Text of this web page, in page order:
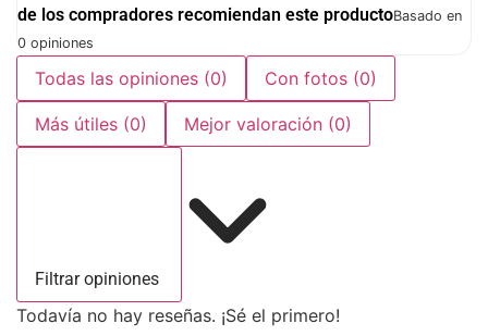
de los compradores recomiendan este productoBasado en
0 opiniones
Todas las opiniones (0) Con fotos (0)
Más útiles (0) Mejor valoración (0)
Filtrar opiniones
Todavía no hay reseñas. ¡Sé el primero!